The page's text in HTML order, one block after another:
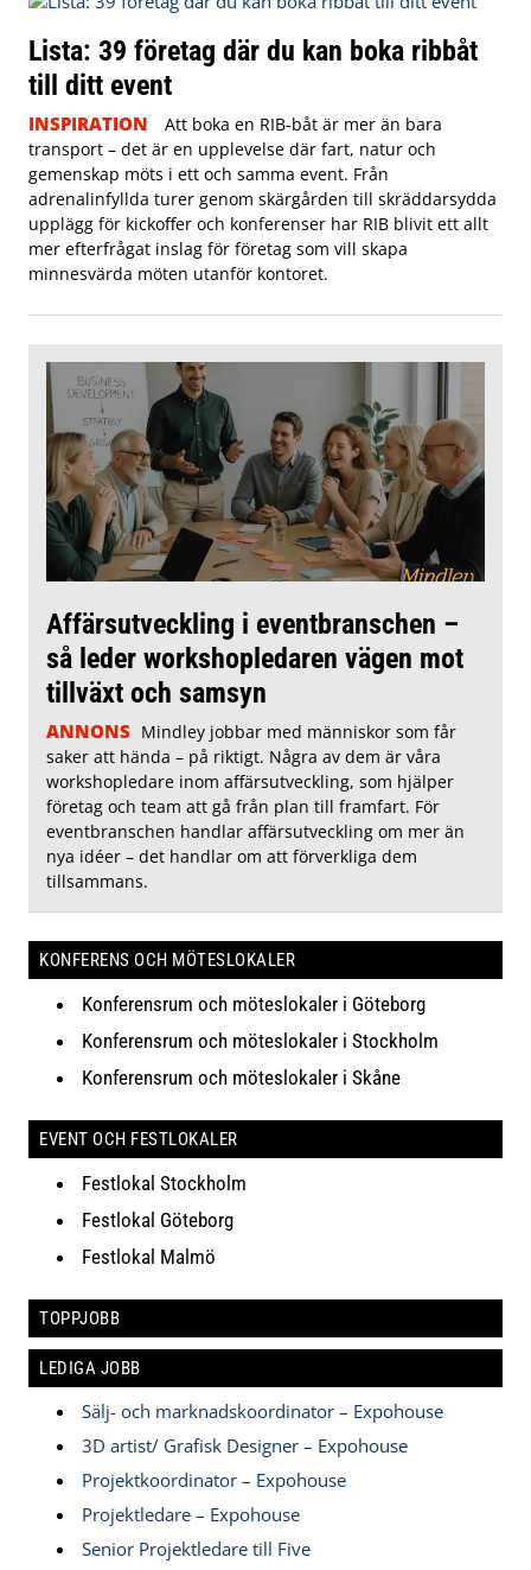
Lista: 39 företag där du kan boka ribbåt
till ditt event
INSPIRATION
Att boka en RIB-båt är mer än bara
transport – det är en upplevelse där fart, natur och
gemenskap möts i ett och samma event. Från
adrenalinfyllda turer genom skärgården till skräddarsydda
upplägg för kickoffer och konferenser har RIB blivit ett allt
mer efterfrågat inslag för företag som vill skapa
minnesvärda möten utanför kontoret.
Affärsutveckling i eventbranschen –
så leder workshopledaren vägen mot
tillväxt och samsyn
ANNONS Mindley jobbar med människor som får
saker att hända – på riktigt. Några av dem är våra
workshopledare inom affärsutveckling, som hjälper
företag och team att gå från plan till framfart. För
eventbranschen handlar affärsutveckling om mer än
nya idéer – det handlar om att förverkliga dem
tillsammans.
KONFERENS OCH MÖTESLOKALER
Konferensrum och möteslokaler i Göteborg
Konferensrum och möteslokaler i Stockholm
Konferensrum och möteslokaler i Skåne
EVENT OCH FESTLOKALER
Festlokal Stockholm
Festlokal Göteborg
Festlokal Malmö
TOPPJOBB
LEDIGA JOBB
Sälj- och marknadskoordinator – Expohouse
3D artist/ Grafisk Designer – Expohouse
Projektkoordinator – Expohouse
Projektledare – Expohouse
Senior Projektledare till Five